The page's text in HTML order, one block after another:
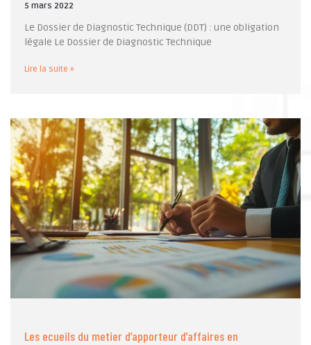
5 mars 2022
Le Dossier de Diagnostic Technique (DDT) : une obligation
légale Le Dossier de Diagnostic Technique
Lire la suite »
Les ecueils du metier d’apporteur d’affaires en